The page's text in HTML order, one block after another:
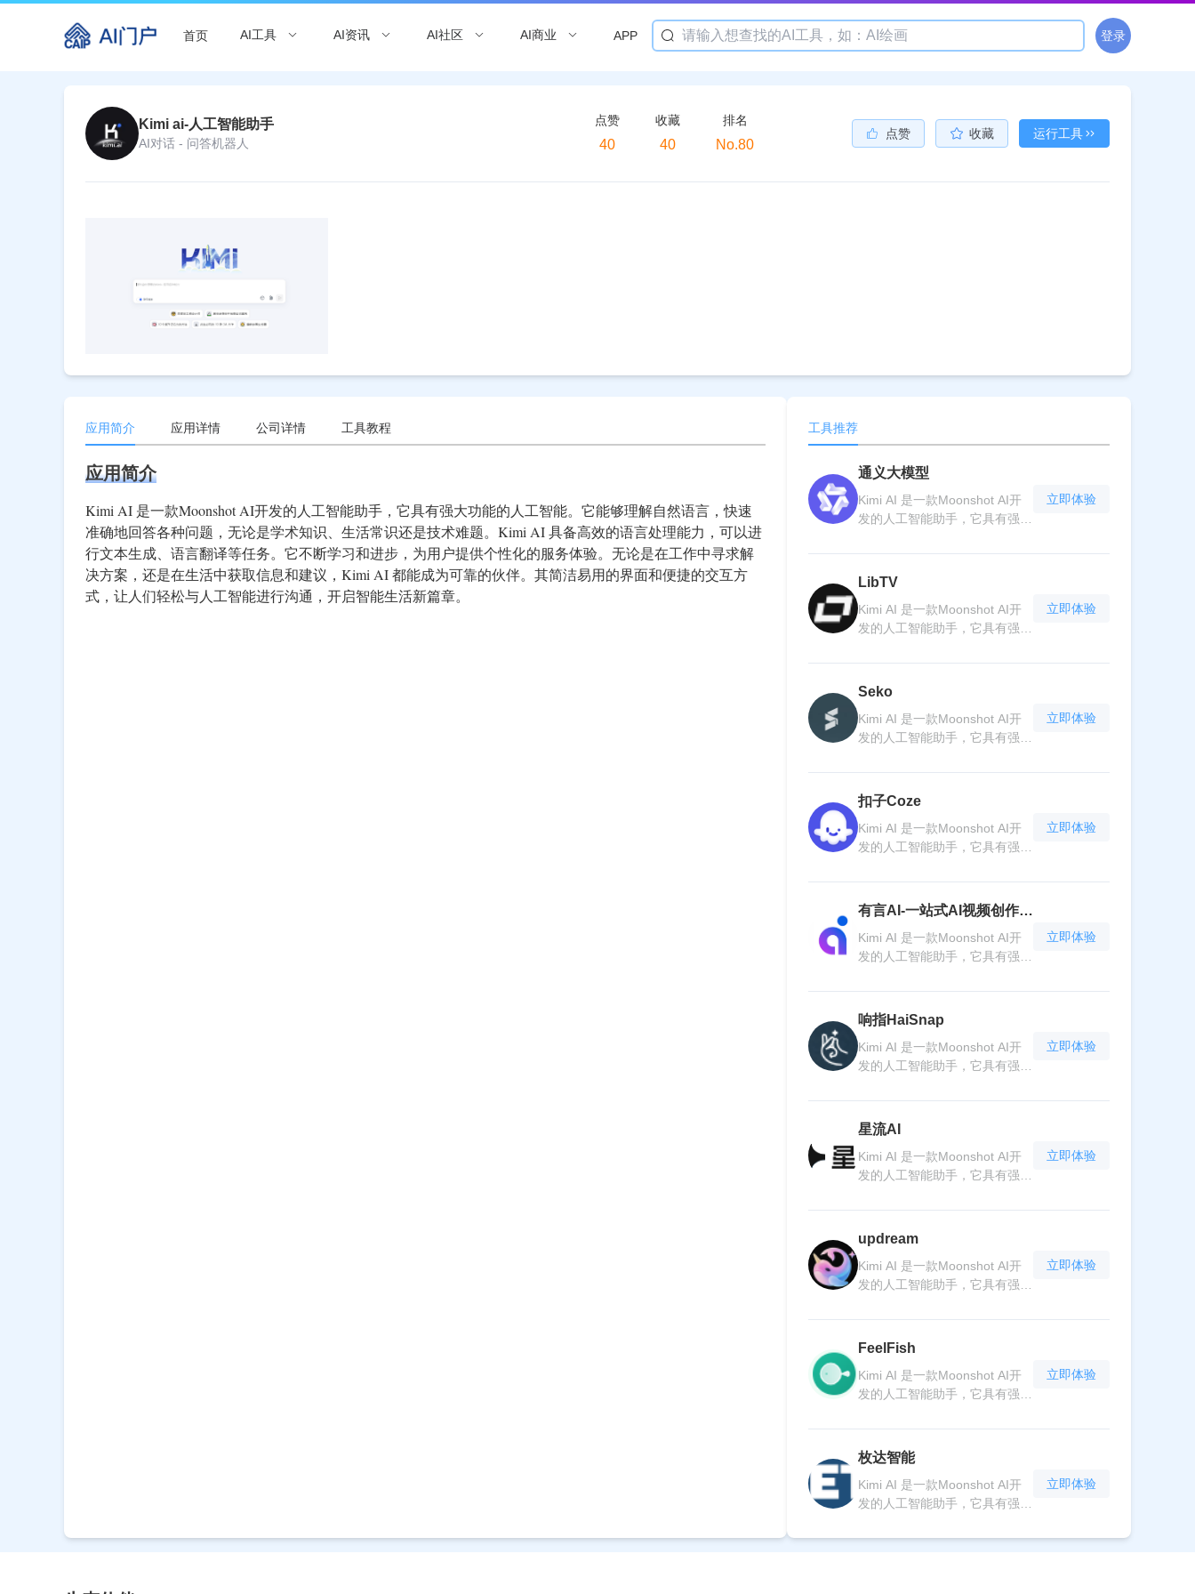
首页 AI工具 AI资讯 AI社区 AI商业 APP 登录
Kimi ai-人工智能助手
AI对话 - 问答机器人
点赞
40
收藏
40
排名
No.80
 点赞 收藏 运行工具
应用简介
Kimi AI 是一款Moonshot AI开发的人工智能助手，它具有强大功能的人工智能。它能够理解自然语言，快速
准确地回答各种问题，无论是学术知识、生活常识还是技术难题。Kimi AI 具备高效的语言处理能力，可以进
行文本生成、语言翻译等任务。它不断学习和进步，为用户提供个性化的服务体验。无论是在工作中寻求解
决方案，还是在生活中获取信息和建议，Kimi AI 都能成为可靠的伙伴。其简洁易用的界面和便捷的交互方
式，让人们轻松与人工智能进行沟通，开启智能生活新篇章。
应用简介 应用详情 公司详情 工具教程
通义大模型
Kimi AI 是一款Moonshot AI开
发的人工智能助手，它具有强大
然语言，快速准确地回答各种问
题，无论是学术知识、生活常识
效的语言处理能力，可以进行文
本生成、语言翻译等任务。它不
化的服务体验。无论是在工作中
寻求解决方案，还是在生活中获
为可靠的伙伴。其简洁易用的界
面和便捷的交互方式，让人们轻
立即体验
LibTV
Kimi AI 是一款Moonshot AI开
发的人工智能助手，它具有强大
然语言，快速准确地回答各种问
题，无论是学术知识、生活常识
效的语言处理能力，可以进行文
本生成、语言翻译等任务。它不
化的服务体验。无论是在工作中
寻求解决方案，还是在生活中获
为可靠的伙伴。其简洁易用的界
面和便捷的交互方式，让人们轻
立即体验
Seko
Kimi AI 是一款Moonshot AI开
发的人工智能助手，它具有强大
然语言，快速准确地回答各种问
题，无论是学术知识、生活常识
还是技术难题。Kimi AI 具备高
效的语言处理能力，可以进行文
本生成、语言翻译等任务。它不
化的服务体验。无论是在工作中
寻求解决方案，还是在生活中获
为可靠的伙伴。其简洁易用的界
面和便捷的交互方式，让人们轻
立即体验
扣子Coze
Kimi AI 是一款Moonshot AI开
发的人工智能助手，它具有强大
然语言，快速准确地回答各种问
题，无论是学术知识、生活常识
还是技术难题。Kimi AI 具备高
效的语言处理能力，可以进行文
本生成、语言翻译等任务。它不
化的服务体验。无论是在工作中
寻求解决方案，还是在生活中获
为可靠的伙伴。其简洁易用的界
面和便捷的交互方式，让人们轻
立即体验
有言AI-一站式AI视频创作平
台
Kimi AI 是一款Moonshot AI开
发的人工智能助手，它具有强大
然语言，快速准确地回答各种问
题，无论是学术知识、生活常识
还是技术难题。Kimi AI 具备高
效的语言处理能力，可以进行文
本生成、语言翻译等任务。它不
化的服务体验。无论是在工作中
寻求解决方案，还是在生活中获
为可靠的伙伴。其简洁易用的界
面和便捷的交互方式，让人们轻
立即体验
响指HaiSnap
Kimi AI 是一款Moonshot AI开
发的人工智能助手，它具有强大
然语言，快速准确地回答各种问
题，无论是学术知识、生活常识
还是技术难题。Kimi AI 具备高
效的语言处理能力，可以进行文
本生成、语言翻译等任务。它不
化的服务体验。无论是在工作中
寻求解决方案，还是在生活中获
为可靠的伙伴。其简洁易用的界
面和便捷的交互方式，让人们轻
立即体验
星流AI
Kimi AI 是一款Moonshot AI开
发的人工智能助手，它具有强大
然语言，快速准确地回答各种问
题，无论是学术知识、生活常识
还是技术难题。Kimi AI 具备高
效的语言处理能力，可以进行文
本生成、语言翻译等任务。它不
化的服务体验。无论是在工作中
寻求解决方案，还是在生活中获
为可靠的伙伴。其简洁易用的界
面和便捷的交互方式，让人们轻
立即体验
updream
Kimi AI 是一款Moonshot AI开
发的人工智能助手，它具有强大
然语言，快速准确地回答各种问
题，无论是学术知识、生活常识
效的语言处理能力，可以进行文
本生成、语言翻译等任务。它不
化的服务体验。无论是在工作中
寻求解决方案，还是在生活中获
为可靠的伙伴。其简洁易用的界
面和便捷的交互方式，让人们轻
立即体验
FeelFish
Kimi AI 是一款Moonshot AI开
发的人工智能助手，它具有强大
然语言，快速准确地回答各种问
题，无论是学术知识、生活常识
还是技术难题。Kimi AI 具备高
效的语言处理能力，可以进行文
本生成、语言翻译等任务。它不
化的服务体验。无论是在工作中
立即体验
枚达智能
Kimi AI 是一款Moonshot AI开
发的人工智能助手，它具有强大
然语言，快速准确地回答各种问
立即体验
工具推荐